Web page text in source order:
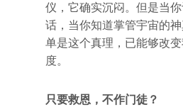
仪，它确实沉闷。但是当
话，当你知道掌管宇宙的神
单是这个真理，已能够改
度。
只要救恩，不作门徒？